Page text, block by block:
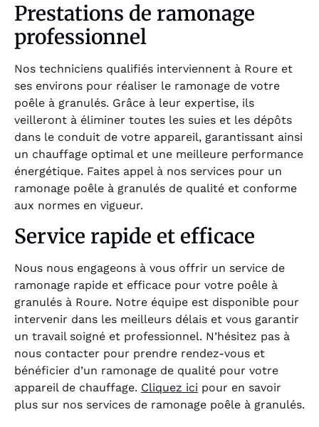
Prestations de ramonage
professionnel
Nos techniciens qualifiés interviennent à Roure et
ses environs pour réaliser le ramonage de votre
poêle à granulés. Grâce à leur expertise, ils
veilleront à éliminer toutes les suies et les dépôts
dans le conduit de votre appareil, garantissant ainsi
un chauffage optimal et une meilleure performance
énergétique. Faites appel à nos services pour un
ramonage poêle à granulés de qualité et conforme
aux normes en vigueur.
Service rapide et efficace
Nous nous engageons à vous offrir un service de
ramonage rapide et efficace pour votre poêle à
granulés à Roure. Notre équipe est disponible pour
intervenir dans les meilleurs délais et vous garantir
un travail soigné et professionnel. N’hésitez pas à
nous contacter pour prendre rendez-vous et
bénéficier d’un ramonage de qualité pour votre
appareil de chauffage. Cliquez ici pour en savoir
plus sur nos services de ramonage poêle à granulés.